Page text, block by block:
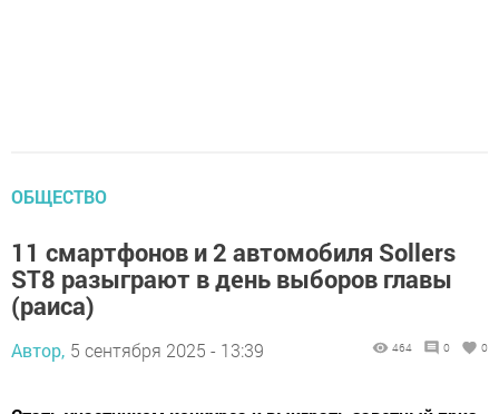
ОБЩЕСТВО
11 смартфонов и 2 автомобиля Sollers
ST8 разыграют в день выборов главы
(раиса)
Автор, 5 сентября 2025 - 13:39 464 0 0